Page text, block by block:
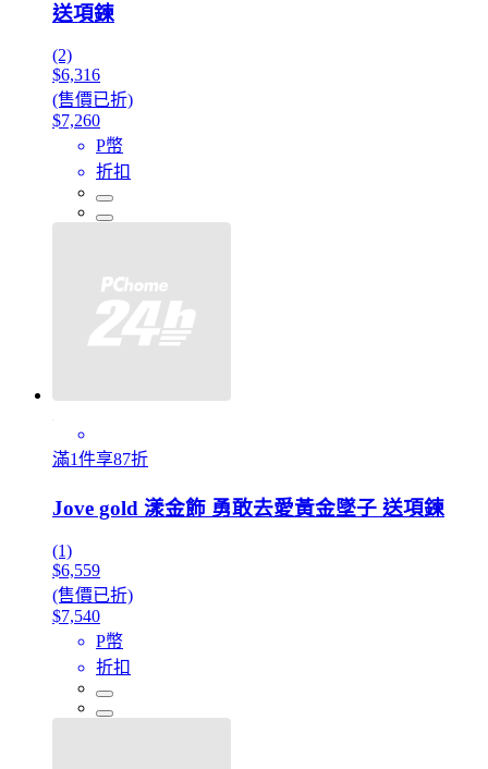
送項鍊
(2)
$6,316
(售價已折)
$7,260
P幣
折扣
滿1件享87折
Jove gold 漾金飾 勇敢去愛黃金墜子 送項鍊
(1)
$6,559
(售價已折)
$7,540
P幣
折扣